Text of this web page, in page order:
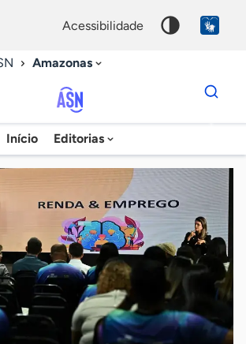
acessibilidade
Amazonas
Agência
Sebrae
de
Notícias
Início Editorias
Dados
para
chave